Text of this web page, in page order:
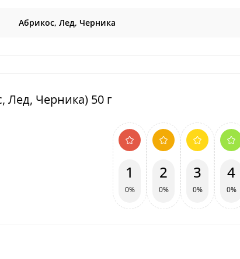
Абрикос, Лед, Черника
Лед, Черника) 50 г
1
0%
2
0%
3
0%
4
0%